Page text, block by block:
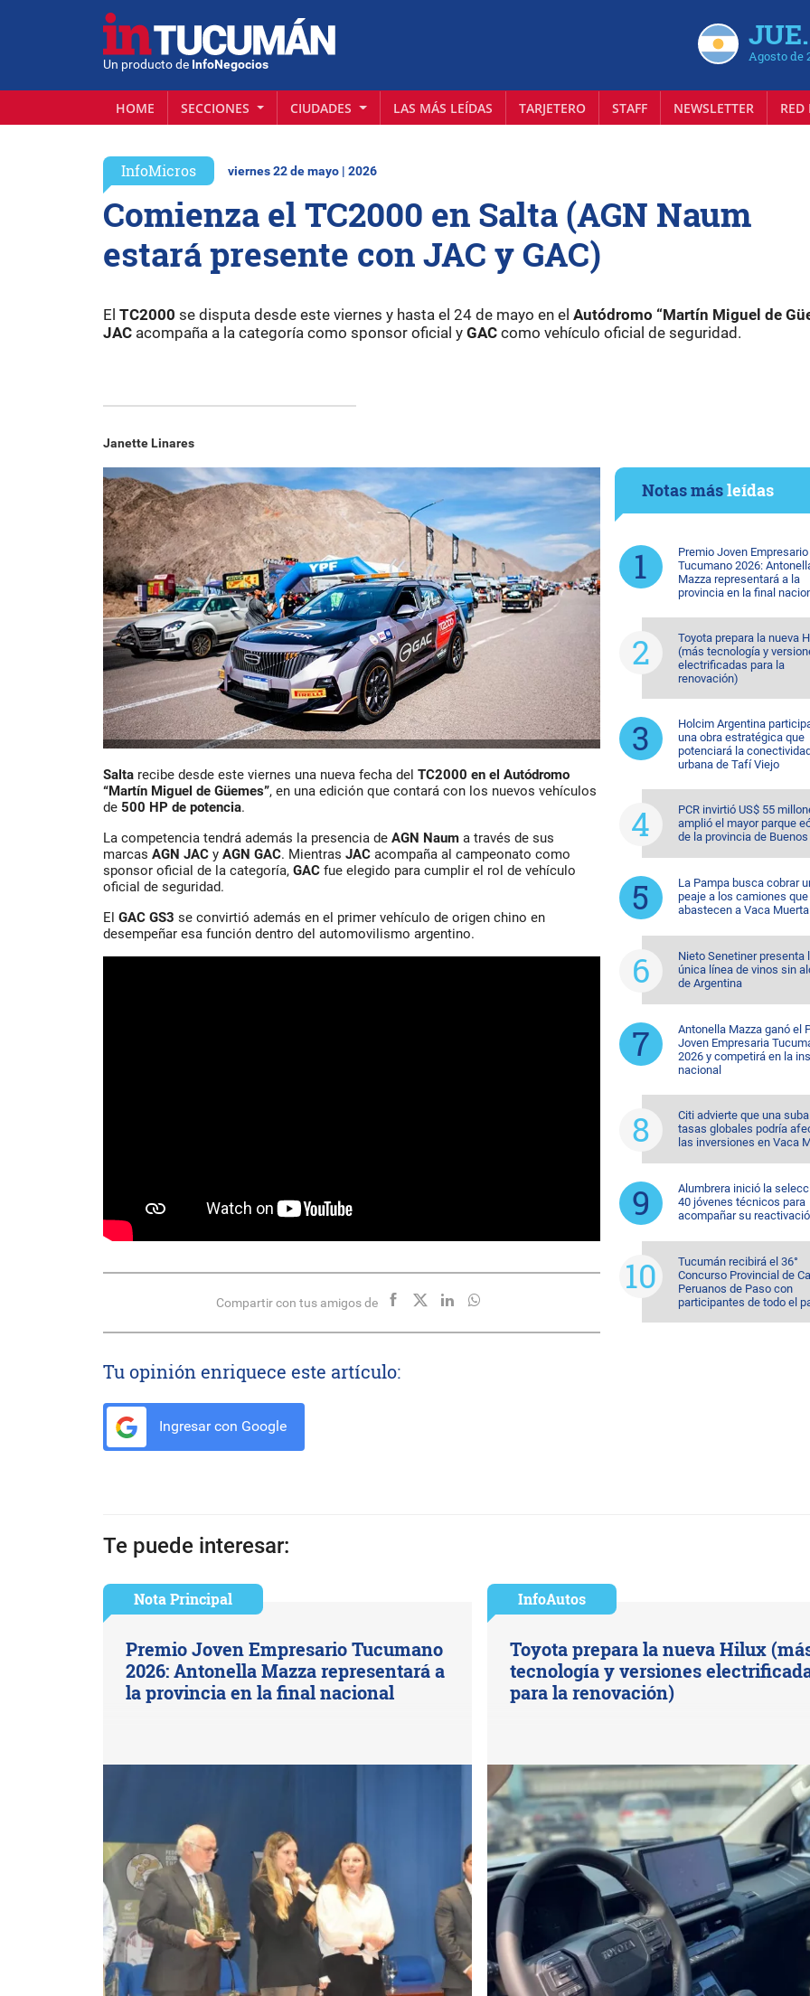
Un producto de InfoNegocios Agosto de
HOME SECCIONES CIUDADES LAS MÁS LEÍDAS TARJETERO STAFF NEWSLETTER
InfoMicros viernes 22 de mayo | 2026
Comienza el TC2000 en Salta (AGN Naum
estará presente con JAC y GAC)
El TC2000 se disputa desde este viernes y hasta el 24 de mayo en el Autódromo “Martín Miguel de
JAC acompaña a la categoría como sponsor oficial y GAC como vehículo oficial de seguridad.
Janette Linares
Salta recibe desde este viernes una nueva fecha del TC2000 en el Autódromo
“Martín Miguel de Güemes”, en una edición que contará con los nuevos vehículos
de 500 HP de potencia.
La competencia tendrá además la presencia de AGN Naum a través de sus
marcas AGN JAC y AGN GAC. Mientras JAC acompaña al campeonato como
sponsor oficial de la categoría, GAC fue elegido para cumplir el rol de vehículo
oficial de seguridad.
El GAC GS3 se convirtió además en el primer vehículo de origen chino en
desempeñar esa función dentro del automovilismo argentino.
Compartir con tus amigos de
Tu opinión enriquece este artículo:
Ingresar con Google
Notas másleídas
Premio Joven Empresario
Tucumano 2026:
Mazza representará a la
provincia en la final
Toyota prepara la nueva
(más tecnología y
electrificadas para la
renovación)
Holcim Argentina
una obra estratégica que
potenciará la
urbana de Tafí Viejo
PCR invirtió US$ 55
amplió el mayor parque
de la provincia de
La Pampa busca cobrar
peaje a los camiones que
abastecen a Vaca Muerta
Nieto Senetiner presenta
única línea de vinos sin
de Argentina
Antonella Mazza ganó el
Joven Empresaria
2026 y competirá en la
nacional
Citi advierte que una
tasas globales podría
las inversiones en Vaca
Alumbrera inició la
40 jóvenes técnicos para
acompañar su
Tucumán recibirá el 36°
Concurso Provincial de
Peruanos de Paso con
participantes de todo el
Te puede interesar:
Nota Principal
Premio Joven Empresario Tucumano
2026: Antonella Mazza representará a
la provincia en la final nacional
InfoAutos
Toyota prepara la nueva Hilux
tecnología y versiones
para la renovación)